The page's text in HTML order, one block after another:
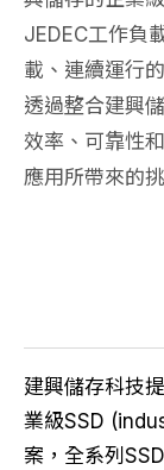
JEDEC工作負
載、連續運行
透過整合建興
效率、可靠性
應用所帶來的
建興儲存科技
業級SSD
案，全系列